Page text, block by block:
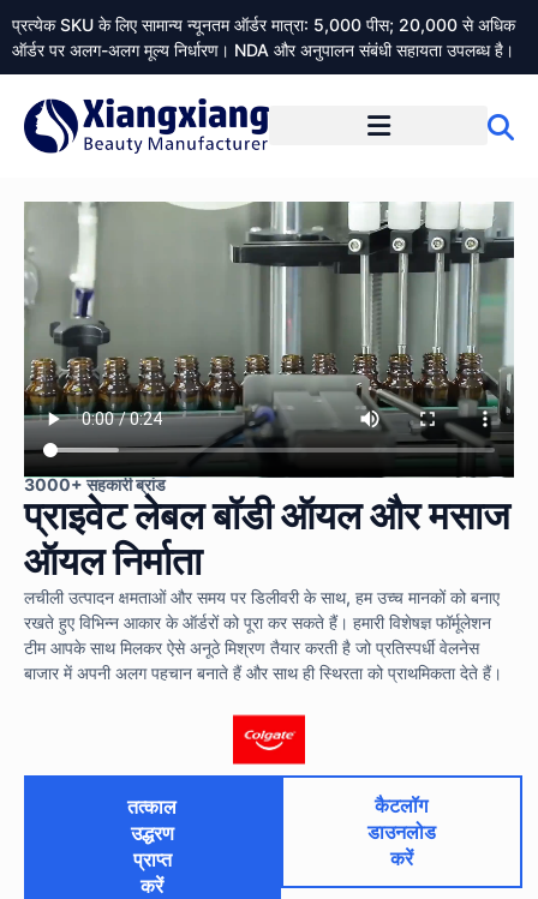
प्रत्येक SKU के लिए सामान्य न्यूनतम ऑर्डर मात्रा: 5,000 पीस; 20,000 से अधिक
ऑर्डर पर अलग-अलग मूल्य निर्धारण। NDA और अनुपालन संबंधी सहायता उपलब्ध है।
3000+ सहकारी ब्रांड
प्राइवेट लेबल बॉडी ऑयल और मसाज
ऑयल निर्माता
लचीली उत्पादन क्षमताओं और समय पर डिलीवरी के साथ, हम उच्च मानकों को बनाए
रखते हुए विभिन्न आकार के ऑर्डरों को पूरा कर सकते हैं। हमारी विशेषज्ञ फॉर्मूलेशन
टीम आपके साथ मिलकर ऐसे अनूठे मिश्रण तैयार करती है जो प्रतिस्पर्धी वेलनेस
बाजार में अपनी अलग पहचान बनाते हैं और साथ ही स्थिरता को प्राथमिकता देते हैं।
तत्काल
उद्धरण
प्राप्त
करें
कैटलॉग
डाउनलोड
करें